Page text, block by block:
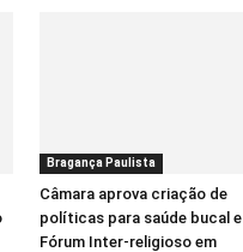
Bragança Paulista
Câmara aprova criação de
políticas para saúde bucal e
Fórum Inter-religioso em